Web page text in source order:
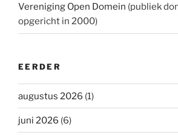
Vereniging Open Domein (publiek
opgericht in 2000)
EERDER
augustus 2026 (1)
juni 2026 (6)